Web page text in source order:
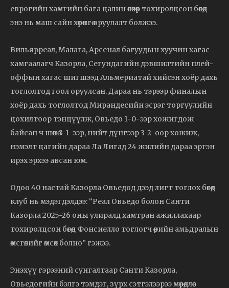
еврогийн хамгийн бага цалин өгөхөөр тохиролцсон бөгөөд
энэ нь маш сайн хөрөнгө оруулалт болжээ.
Вильярреал, Малага, Арсенал багуудын хуучин хагас
хамгаалагч Казорла, Сегундагийн дэвшилтийн плей-
оффын хагас шигшээд Альмериатай хийсэн хоёр дахь
тоглолтод гоол оруулсан. Дараа нь тэрээр финалын
хоёр дахь тоглолтод Мирандесийн эсрэг торгуулийн
цохилтоор тэнцүүлж, Овьедо 1-0-ээр хожигдож
байсан ч шөнө 3-1-ээр, нийт дүнгээр 3-2-оор хожиж,
нэмэлт цагийн дараа Ла Лигад 24 жилийн дараа эргэн
ирэх эрхээ авсан юм.
Одоо 40 настай Казорла Овьедод дээд лигт тоглох бөгөөд
клуб нь мэдэгдэлдээ: “Реал Овьедо болон Санти
Казорла 2025-26 оны улиралд хамтран ажиллахаар
тохиролцсон бөгөөд Фонсиелло тоглогч өөрийн амьдралын
өмсгөлийг өмсөх болно” гэжээ.
Энэхүү гэрээний сунгалтаар Санти Казорла,
Овьедогийн бэлгэ тэмдэг, зүрх сэтгэлээрээ мөрөөдлөө